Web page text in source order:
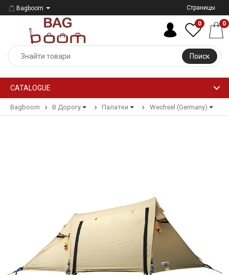
Bagboom Страницы
Поиск
0 0
CATALOGUE
Bagboom В Дорогу Палатки Wechsel (Germany)